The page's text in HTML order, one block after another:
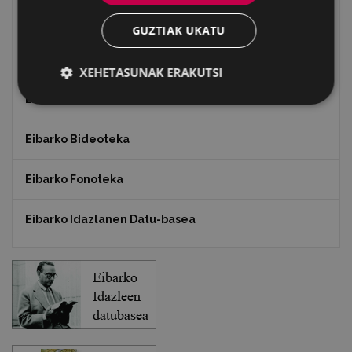
"Gure Herria" aldizkaria
EXFIBAR
Eibarko Bideoteka
Eibarko Fonoteka
Eibarko Idazlanen Datu-basea
GUZTIAK UKATU
XEHETASUNAK ERAKUTSI